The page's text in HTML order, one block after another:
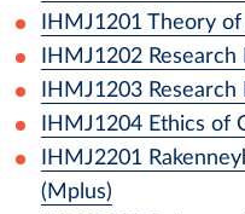
IHMJ1201 Theory of
IHMJ1202
IHMJ1203
IHMJ1204 Ethics of
IHMJ2201
(Mplus)